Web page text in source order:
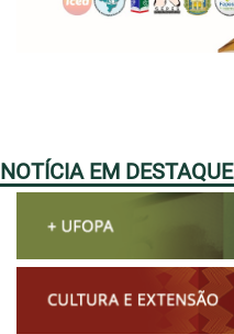
NOTÍCIA EM DESTAQUE